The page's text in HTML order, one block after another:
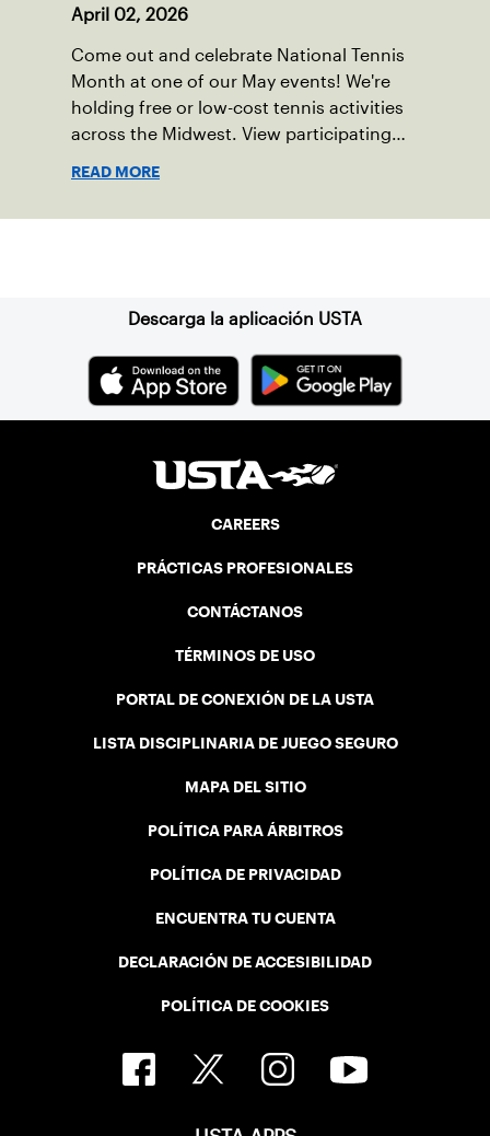
April 02, 2026
Come out and celebrate National Tennis
Month at one of our May events! We're
holding free or low-cost tennis activities
across the Midwest. View participating
READ MORE
Descarga la aplicación USTA
CAREERS
PRÁCTICAS PROFESIONALES
CONTÁCTANOS
TÉRMINOS DE USO
PORTAL DE CONEXIÓN DE LA USTA
LISTA DISCIPLINARIA DE JUEGO SEGURO
MAPA DEL SITIO
POLÍTICA PARA ÁRBITROS
POLÍTICA DE PRIVACIDAD
ENCUENTRA TU CUENTA
DECLARACIÓN DE ACCESIBILIDAD
POLÍTICA DE COOKIES